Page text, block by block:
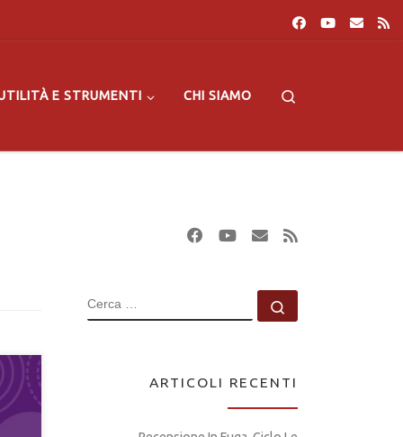
E STRUMENTI CHI SIAMO
CERCA
ARTICOLI RECENTI